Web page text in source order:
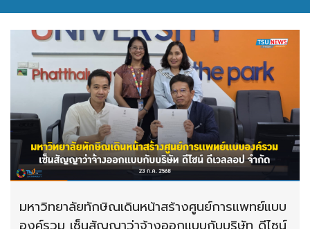
มหาวิทยาลัยทักษิณเดินหน้าสร้างศูนย์การแพทย์แบบ